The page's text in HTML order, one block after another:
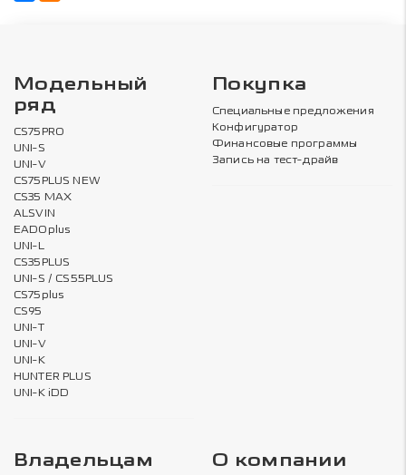
Модельный
ряд
CS75PRO
UNI-S
UNI-V
CS75PLUS NEW
CS35 MAX
ALSVIN
EADOplus
UNI-L
CS35PLUS
UNI-S / CS55PLUS
CS75plus
CS95
UNI-T
UNI-V
UNI-K
HUNTER PLUS
UNI-K iDD
Покупка
Специальные предложения
Конфигуратор
Финансовые программы
Запись на тест-драйв
Владельцам О компании